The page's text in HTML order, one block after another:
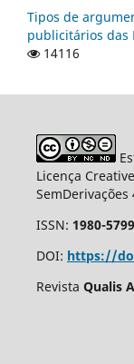
Tipos de
publicitários das
14116
Licença
ISSN: 1980-
DOI: https://
Revista Qualis